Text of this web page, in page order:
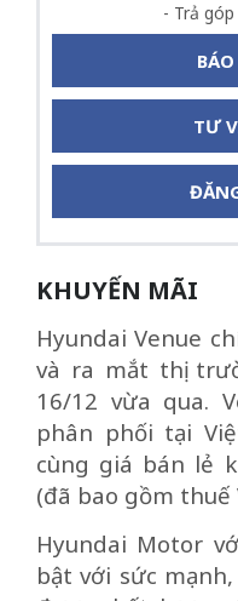
- Trả
TƯ
KHUYẾN MÃI
Hyundai Venue
và ra mắt thị
16/12 vừa qua.
phân phối tại
cùng giá bán lẻ
(đã bao gồm thuế
Hyundai Motor
bật với sức